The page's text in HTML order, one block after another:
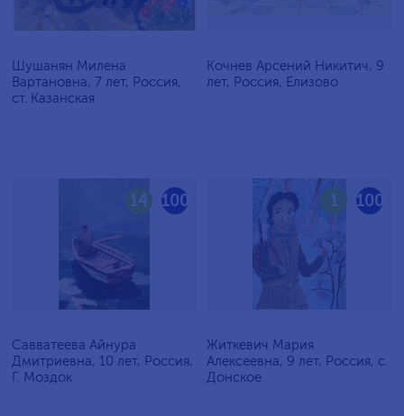
Шушанян Милена
Вартановна, 7 лет, Россия,
ст. Казанская
Кочнев Арсений Никитич, 9
лет, Россия, Елизово
100
14
Савватеева Айнура
Дмитриевна, 10 лет, Россия,
Г. Моздок
100
1
Житкевич Мария
Алексеевна, 9 лет, Россия, c.
Донское